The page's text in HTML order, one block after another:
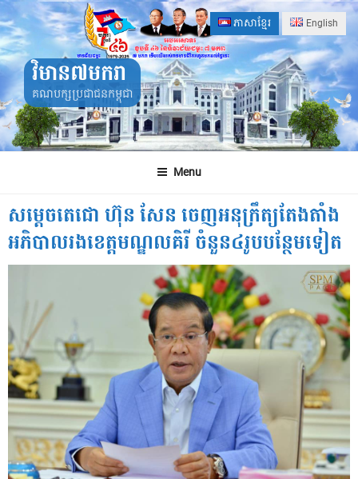
Skip
to
content
ភាសាខ្មែរ English
វិមាន៧មករា
គណបក្សប្រជាជនកម្ពុជា
Menu
សម្ដេចតេជោ ហ៊ុន សែន ចេញអនុក្រឹត្យតែងតាំង
អភិបាលរងខេត្តមណ្ឌលគិរី ចំនួន៤រូបបន្ថែមទៀត